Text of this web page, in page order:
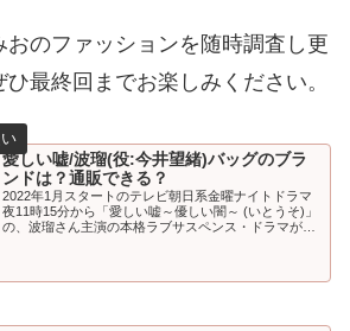
おのファッションを随時調査し更
最終回までお楽しみください。
愛しい嘘/波瑠(役:今井望緒)バッグのブラ
ンドは？通販できる？
2022年1月スタートのテレビ朝日系金曜ナイトドラマ
夜11時15分から「愛しい嘘～優しい闇～ (いとうそ)」
の、波瑠さん主演の本格ラブサスペンス・ドラマが人